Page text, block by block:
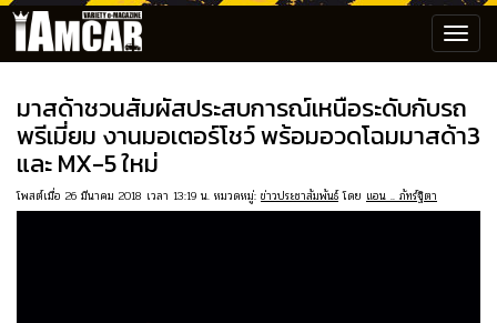
มาสด้าชวนสัมผัสประสบการณ์เหนือระดับกับรถ
พรีเมี่ยม งานมอเตอร์โชว์ พร้อมอวดโฉมมาสด้า3
และ MX-5 ใหม่
โพสต์เมื่อ 26 มีนาคม 2018 เวลา 13:19 น. หมวดหมู่: ข่าวประชาสัมพันธ์โดย แอน .. ภัทร์ฐิตา